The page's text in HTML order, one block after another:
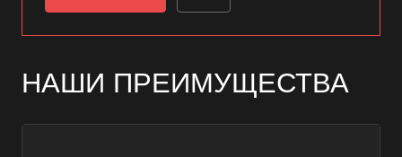
НАШИ ПРЕИМУЩЕСТВА